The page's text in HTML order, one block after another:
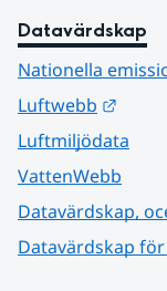
Datavärdskap
Nationella
Luftwebb
Luftmiljödata
VattenWebb
Datavärdskap,
Datavärdskap